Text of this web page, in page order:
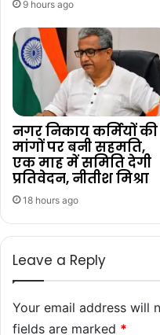
9 hours ago
नगर निकाय कर्मियों की
मांगों पर बनी सहमति,
एक माह में समिति देगी
प्रतिवेदन, नीतीश मिश्रा
18 hours ago
Leave a Reply
Your email address will
fields are marked *